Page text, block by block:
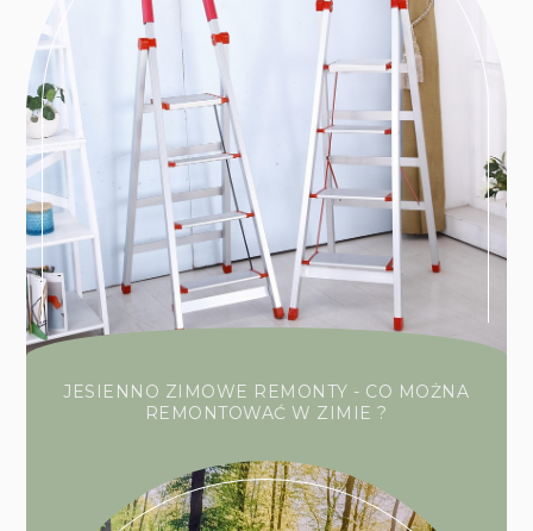
JESIENNO ZIMOWE REMONTY - CO MOŻNA
REMONTOWAĆ W ZIMIE ?